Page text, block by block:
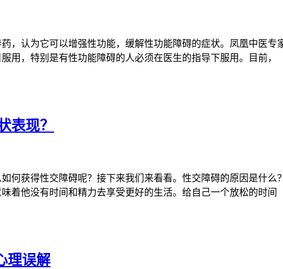
，认为它可以增强性功能，缓解性功能障碍的症状。凤凰中医专
用，特别是有性功能障碍的人必须在医生的指导下服用。目前，
表现？
何获得性交障碍呢？接下来我们来看看。性交障碍的原因是什么
着他没有时间和精力去享受更好的生活。给自己一个放松的时间
理误解